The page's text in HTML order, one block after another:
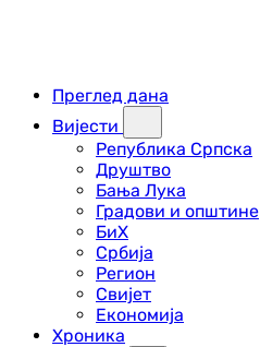
Преглед дана
Вијести
Република Српска
Друштво
Бања Лука
Градови и општине
БиХ
Србија
Регион
Свијет
Економија
Хроника